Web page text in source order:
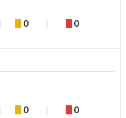
0 0
0 0